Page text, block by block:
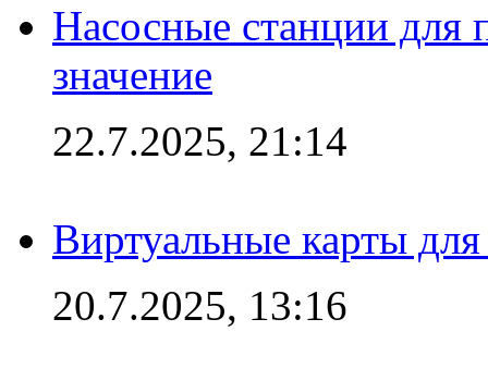
Насосные станции для
значение
22.7.2025, 21:14
Виртуальные карты
20.7.2025, 13:16